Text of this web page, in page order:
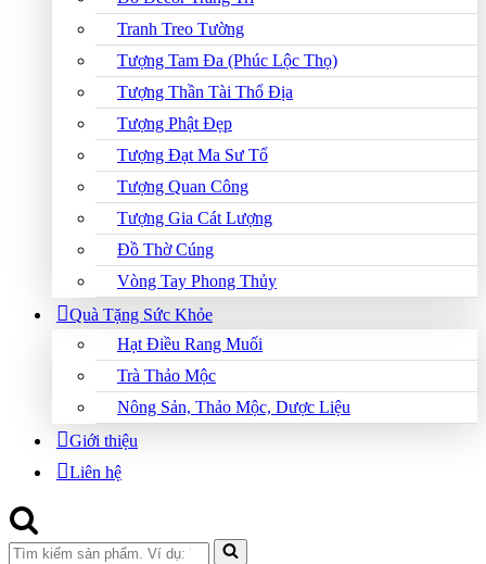
Tranh Treo Tường
Tượng Tam Đa (Phúc Lộc Thọ)
Tượng Thần Tài Thổ Địa
Tượng Phật Đẹp
Tượng Đạt Ma Sư Tổ
Tượng Quan Công
Tượng Gia Cát Lượng
Đồ Thờ Cúng
Vòng Tay Phong Thủy
Quà Tặng Sức Khỏe
Hạt Điều Rang Muối
Trà Thảo Mộc
Nông Sản, Thảo Mộc, Dược Liệu
Giới thiệu
Liên hệ
Search